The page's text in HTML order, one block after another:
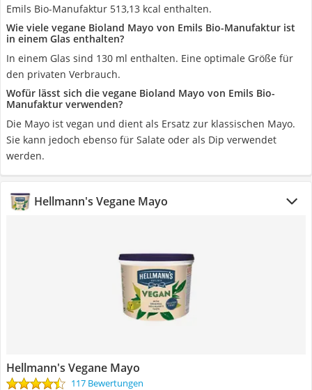
Emils Bio-Manufaktur 513,13 kcal enthalten.
Wie viele vegane Bioland Mayo von Emils Bio-Manufaktur ist
in einem Glas enthalten?
In einem Glas sind 130 ml enthalten. Eine optimale Größe für
den privaten Verbrauch.
Wofür lässt sich die vegane Bioland Mayo von Emils Bio-
Manufaktur verwenden?
Die Mayo ist vegan und dient als Ersatz zur klassischen Mayo.
Sie kann jedoch ebenso für Salate oder als Dip verwendet
werden.
Hellmann's Vegane Mayo
Hellmann's Vegane Mayo
117 Bewertungen